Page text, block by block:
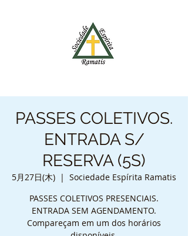
PASSES COLETIVOS.
ENTRADA S/
RESERVA (5S)
5月27日(木)
  |
Sociedade Espírita Ramatis
PASSES COLETIVOS PRESENCIAIS.
ENTRADA SEM AGENDAMENTO.
Compareçam em um dos horários